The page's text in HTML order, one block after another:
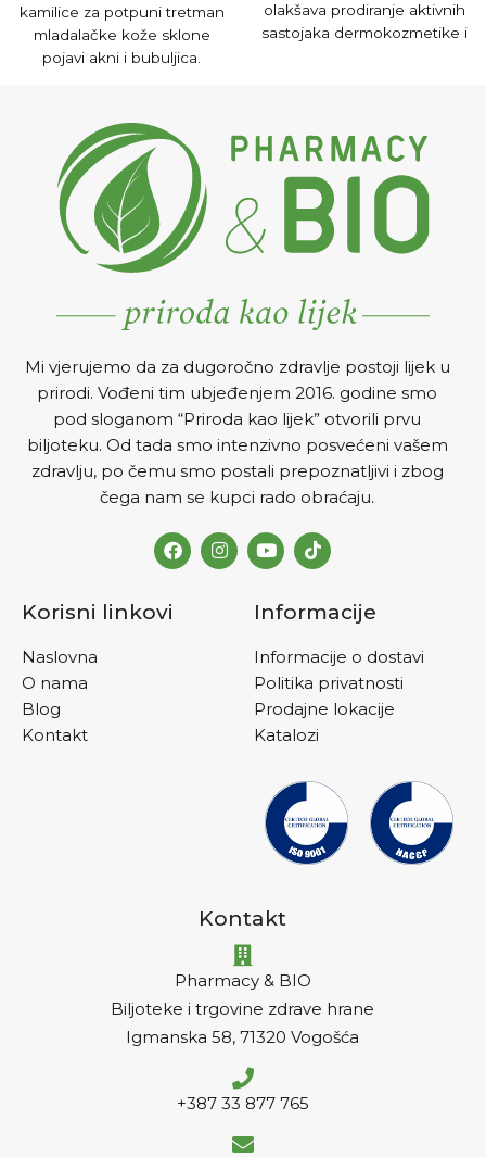
kamilice za potpuni tretman
mladalačke kože sklone
pojavi akni i bubuljica.
olakšava prodiranje aktivnih
sastojaka dermokozmetike i
Mi vjerujemo da za dugoročno zdravlje postoji lijek u
prirodi. Vođeni tim ubjeđenjem 2016. godine smo
pod sloganom “Priroda kao lijek” otvorili prvu
biljoteku. Od tada smo intenzivno posvećeni vašem
zdravlju, po čemu smo postali prepoznatljivi i zbog
čega nam se kupci rado obraćaju.
Korisni linkovi
Naslovna
O nama
Blog
Kontakt
Informacije
Informacije o dostavi
Politika privatnosti
Prodajne lokacije
Katalozi
Kontakt
Pharmacy & BIO
Biljoteke i trgovine zdrave hrane
Igmanska 58, 71320 Vogošća
+387 33 877 765